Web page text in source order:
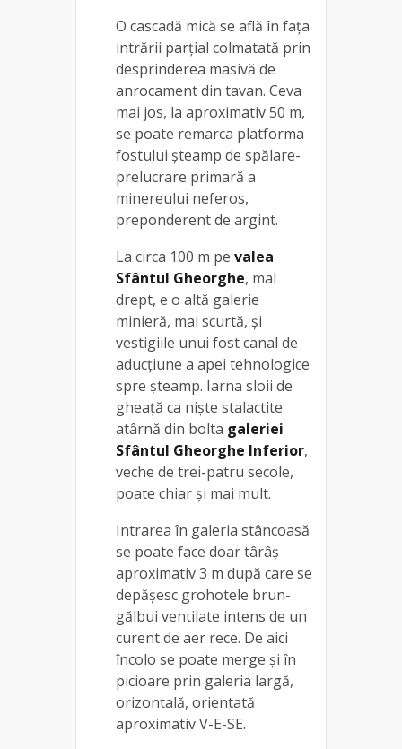
O cascadă mică se află în faţa
intrării parţial colmatată prin
desprinderea masivă de
anrocament din tavan. Ceva
mai jos, la aproximativ 50 m,
se poate remarca platforma
fostului şteamp de spălare-
prelucrare primară a
minereului neferos,
preponderent de argint.
La circa 100 m pe valea
Sfântul Gheorghe, mal
drept, e o altă galerie
minieră, mai scurtă, şi
vestigiile unui fost canal de
aducţiune a apei tehnologice
spre şteamp. Iarna sloii de
gheață ca niște stalactite
atârnă din bolta galeriei
Sfântul Gheorghe Inferior,
veche de trei-patru secole,
poate chiar şi mai mult.
Intrarea în galeria stâncoasă
se poate face doar târâş
aproximativ 3 m după care se
depășesc grohotele brun-
gălbui ventilate intens de un
curent de aer rece. De aici
încolo se poate merge și în
picioare prin galeria largă,
orizontală, orientată
aproximativ V-E-SE.